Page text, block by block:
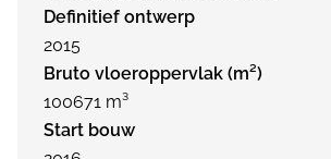
Definitief ontwerp
2015
Bruto vloeroppervlak (m²)
100671 m³
Start bouw